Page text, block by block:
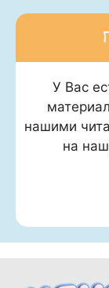
У Вас
нашими
на